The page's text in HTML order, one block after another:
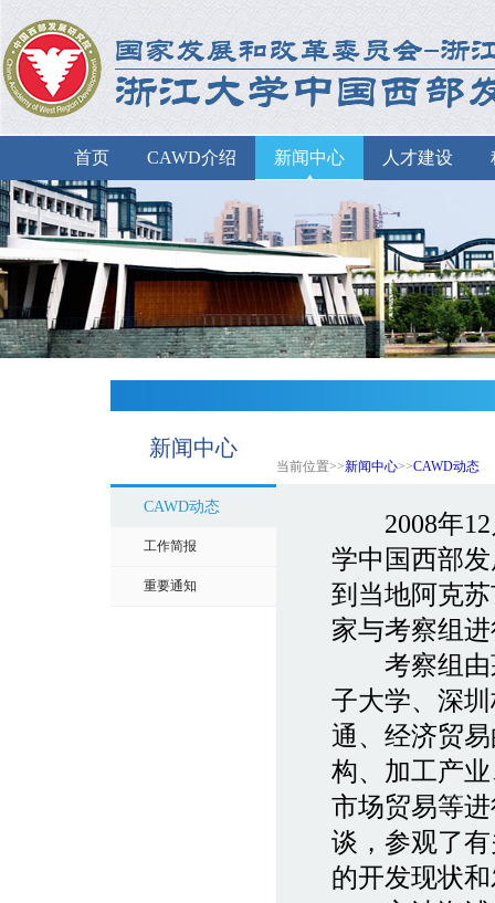
首页 CAWD介绍 新闻中心 人才建设
新闻中心
当前位置>>新闻中心>>CAWD动态
CAWD动态
工作简报
重要通知
2008年12
学中国西部
到当地阿克
家与考察组
考察组由茅
子大学、深
通、经济贸
构、加工产
市场贸易等
谈，参观了
的开发现状